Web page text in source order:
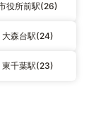
役所前駅(26)
大森台駅(24)
東千葉駅(23)